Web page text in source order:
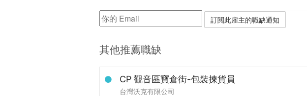
其他推薦職缺
CP 觀音區寶倉街-包裝揀貨員
台灣沃克有限公司